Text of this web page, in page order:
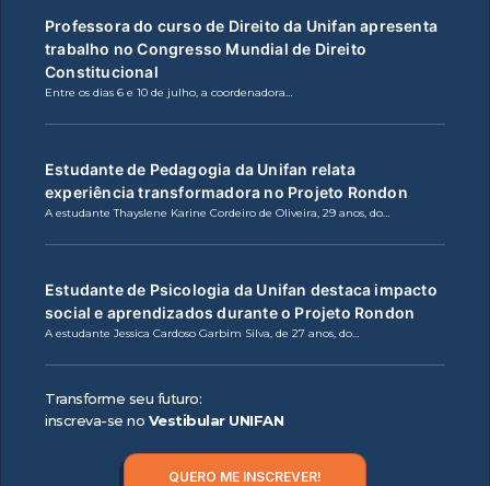
Professora do curso de Direito da Unifan apresenta
trabalho no Congresso Mundial de Direito
Constitucional
Entre os dias 6 e 10 de julho, a coordenadora…
Estudante de Pedagogia da Unifan relata
experiência transformadora no Projeto Rondon
A estudante Thayslene Karine Cordeiro de Oliveira, 29 anos, do…
Estudante de Psicologia da Unifan destaca impacto
social e aprendizados durante o Projeto Rondon
A estudante Jessica Cardoso Garbim Silva, de 27 anos, do…
Transforme seu futuro:
inscreva-se no Vestibular UNIFAN
QUERO ME INSCREVER!